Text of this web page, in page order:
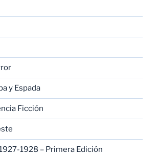
y Espada
Ficción
1928 – Primera Edición